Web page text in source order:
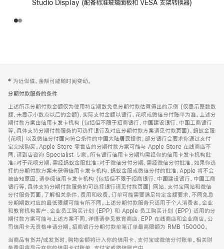
Studio Display (配备标准玻璃面板和 VESA 支架转换器)
页
页
脚
注
‡ 为近似值。金额可能随时间变动。
分期付款服务的条件
上述所示分期付款金额仅为使用特定期数免息分期付款估算得出的示例 (仅显示整数数
额，未显示小数点以后的金额)，实际支付金额以银行、花呗或微信分付账单为准。上述分
期付款方案由信用卡发卡机构 (包括但不限于招商银行、中国建设银行、中国工商银行
等，具体支持分期付款服务的可选择银行及对应分期付款方案请见付款页面)、蚂蚁金服
(花呗) 以及微信分付面向符合条件的中国大陆居民提供。部分银行会要求你通过支付
宝完成购买。Apple Store 零售店的分期付款方案可能与 Apple Store 在线商店不
同，请到店咨询 Specialist 专家。所有银行信用卡分期均需经你的信用卡发卡机构批
准；对于花呗分期，需经蚂蚁金服批准；对于微信分付分期，需经微信分付批准。如果你选
择的分期付款方案未获得信用卡发卡机构、蚂蚁金服或微信分付的批准，Apple 将不会
被告知原因。请参阅信用卡发卡机构 (包括但不限于招商银行、中国建设银行、中国工商
银行等，具体支持分期付款服务的可选择银行请见付款页面) 网站、支付宝网站和微信
分付服务页面，了解相关条件、费用和收费。订单可能需要满足特定金额要求，不同免息
分期期数对应的最低限额可能有所不同。上述分期付款服务只适用于个人消费者。企业
和教育机构客户、企业员工购买计划 (EPP) 和 Apple 员工购买计划 (EPP) 适用的分
期付款方案可能与上述方案不同，详情请参见教育商店、EPP 在线商店和企业商店。公
司信用卡无资格申请分期。招商银行分期付款单笔订单最高限额为 RMB 150000。
当商品有货并/或发货时，购物金额将计入你的信用卡、支付宝或微信分付账单。相关财